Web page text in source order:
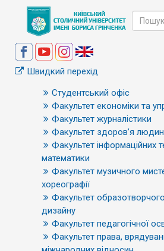
Швидкий перехід
Студентський офіс
Факультет економіки та
Факультет журналістики
Факультет здоров’я
Факультет інформаційних
математики
Факультет музичного
хореографії
Факультет
дизайну
Факультет педагогічної
Факультет права,